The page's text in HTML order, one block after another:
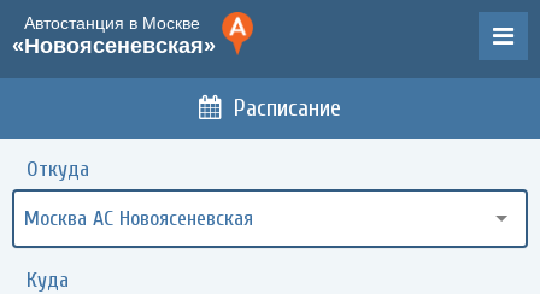
Автостанция в Москве
«Новоясеневская»
Расписание
Откуда
Москва АС Новоясеневская
Куда